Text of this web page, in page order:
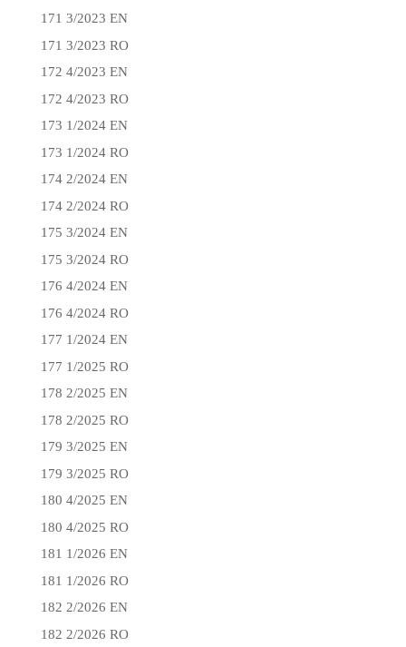
171 3/2023 EN
171 3/2023 RO
172 4/2023 EN
172 4/2023 RO
173 1/2024 EN
173 1/2024 RO
174 2/2024 EN
174 2/2024 RO
175 3/2024 EN
175 3/2024 RO
176 4/2024 EN
176 4/2024 RO
177 1/2024 EN
177 1/2025 RO
178 2/2025 EN
178 2/2025 RO
179 3/2025 EN
179 3/2025 RO
180 4/2025 EN
180 4/2025 RO
181 1/2026 EN
181 1/2026 RO
182 2/2026 EN
182 2/2026 RO